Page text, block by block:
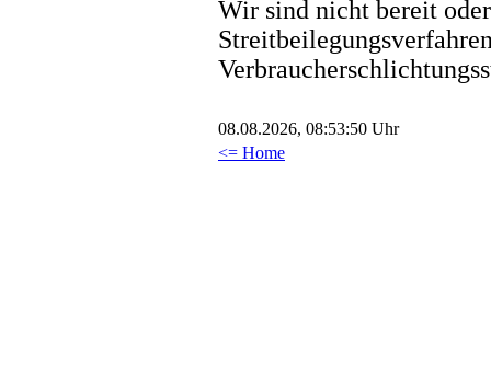
Wir sind nicht bereit
08.08.2026, 08:53:50 Uhr
<= Home